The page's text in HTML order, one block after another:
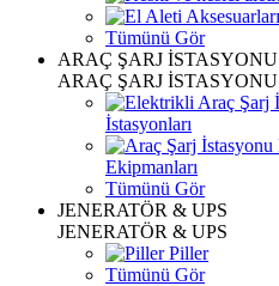
Tümünü Gör
ARAÇ ŞARJ İSTASYONU
ARAÇ ŞARJ İSTASYONU
İstasyonları
Ekipmanları
Tümünü Gör
JENERATÖR & UPS
JENERATÖR & UPS
Piller
Tümünü Gör